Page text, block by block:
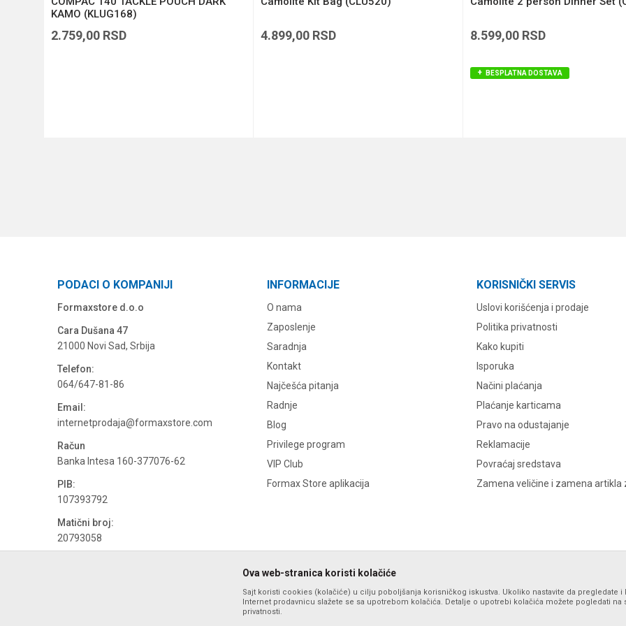
KAMO (KLUG168)
2.759,00 RSD 4.899,00 RSD 8.599,00 RSD
BESPLATNA DOSTAVA
PODACI O KOMPANIJI
Formaxstore d.o.o
Cara Dušana 47
21000 Novi Sad, Srbija
Telefon:
064/647-81-86
Email:
internetprodaja@formaxstore.com
Račun
Banka Intesa 160-377076-62
PIB:
107393792
Matični broj:
20793058
INFORMACIJE
O nama
Zaposlenje
Saradnja
Kontakt
Najčešća pitanja
Radnje
Blog
Privilege program
VIP Club
Formax Store aplikacija
KORISNIČKI SERVIS
Uslovi korišćenja i prodaje
Politika privatnosti
Kako kupiti
Isporuka
Načini plaćanja
Plaćanje karticama
Pravo na odustajanje
Reklamacije
Povraćaj sredstava
Zamena veličine i zamena artikla
Ova web-stranica koristi kolačiće
Sajt koristi cookies (kolačiće) u cilju poboljšanja korisničkog iskustva. Ukoliko nastavite da pregledate i
Internet prodavnicu slažete se sa upotrebom kolačića. Detalje o upotrebi kolačića možete pogledati na
privatnosti.